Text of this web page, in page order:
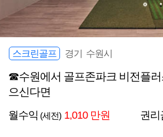
스크린골프 경기 수원시
☎수원에서 골프존파크 비전플
으신다면
월수익 (세전) 1,010 만원 권리